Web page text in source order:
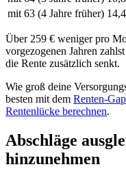
mit 63 (4 Jahre früher)
Über 259 € weniger pro
vorgezogenen Jahren
die Rente zusätzlich senkt.
Wie groß deine
besten mit dem Renten-
Rentenlücke berechnen.
Abschläge
hinzunehmen